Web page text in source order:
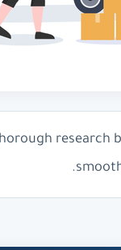
research